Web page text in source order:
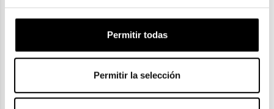
Permitir todas
Permitir la selección
CLICK & COLLECT
PAGO SEGURO